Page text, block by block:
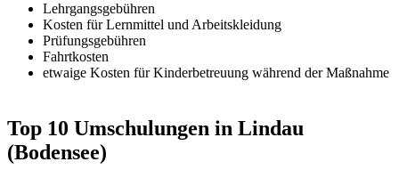
Lehrgangsgebühren
Kosten für Lernmittel und Arbeitskleidung
Prüfungsgebühren
Fahrtkosten
etwaige Kosten für Kinderbetreuung während der Maßnahme
Top 10 Umschulungen in Lindau
(Bodensee)